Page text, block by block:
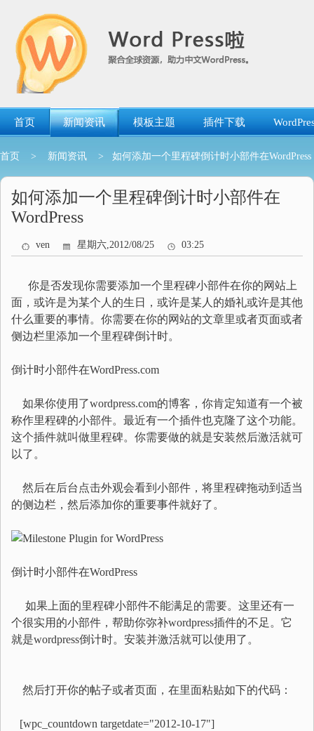
首页 新闻资讯 模板主题 插件下载
首页 > 新闻资讯 > 如何添加一个里程碑倒计时小部件在WordPress
如何添加一个里程碑倒计时小部件在
WordPress
ven 星期六,2012/08/25 03:25
你是否发现你需要添加一个里程碑小部件在你的网站上
面，或许是为某个人的生日，或许是某人的婚礼或许是其他
什么重要的事情。你需要在你的网站的文章里或者页面或者
侧边栏里添加一个里程碑倒计时。
倒计时小部件在WordPress.com
如果你使用了wordpress.com的博客，你肯定知道有一个被
称作里程碑的小部件。最近有一个插件也克隆了这个功能。
这个插件就叫做里程碑。你需要做的就是安装然后激活就可
以了。
然后在后台点击外观会看到小部件，将里程碑拖动到适当
的侧边栏，然后添加你的重要事件就好了。
倒计时小部件在WordPress
如果上面的里程碑小部件不能满足的需要。这里还有一
个很实用的小部件，帮助你弥补wordpress插件的不足。它
就是wordpress倒计时。安装并激活就可以使用了。
然后打开你的帖子或者页面，在里面粘贴如下的代码：
[wpc_countdown targetdate="2012-10-17"]